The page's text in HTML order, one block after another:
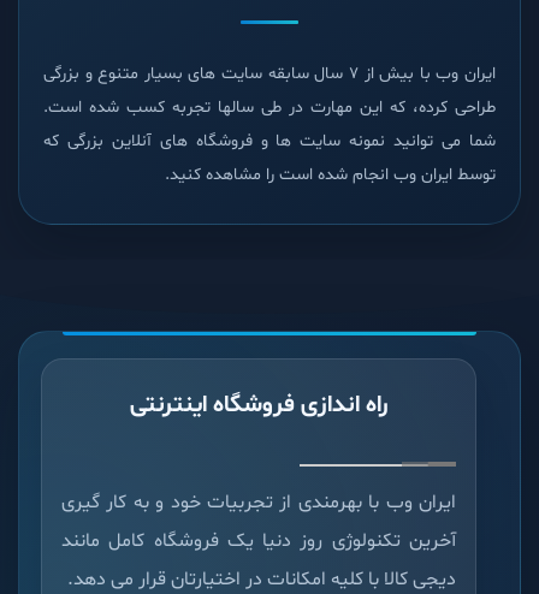
ایران وب با بیش از 7 سال سابقه سایت های بسیار متنوع و بزرگی
طراحی کرده، که این مهارت در طی سالها تجربه کسب شده است.
شما می توانید نمونه سایت ها و فروشگاه های آنلاین بزرگی که
توسط ایران وب انجام شده است را مشاهده کنید.
راه اندازی فروشگاه اینترنتی
ایران وب با بهرمندی از تجربیات خود و به کار گیری
آخرین تکنولوژی روز دنیا یک فروشگاه کامل مانند
دیجی کالا با کلیه امکانات در اختیارتان قرار می دهد.